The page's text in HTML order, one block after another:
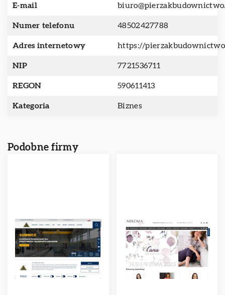
E-mail
Numer telefonu 48502427788
Adres internetowy https://
NIP 7721536711
REGON 590611413
Kategoria Biznes
Podobne firmy